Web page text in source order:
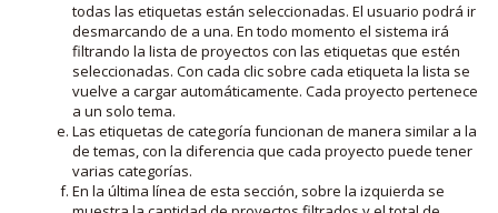
todas las etiquetas están seleccionadas. El usuario podrá ir
desmarcando de a una. En todo momento el sistema irá
filtrando la lista de proyectos con las etiquetas que estén
seleccionadas. Con cada clic sobre cada etiqueta la lista se
vuelve a cargar automáticamente. Cada proyecto pertenece
a un solo tema.
Las etiquetas de categoría funcionan de manera similar a la
de temas, con la diferencia que cada proyecto puede tener
varias categorías.
En la última línea de esta sección, sobre la izquierda se